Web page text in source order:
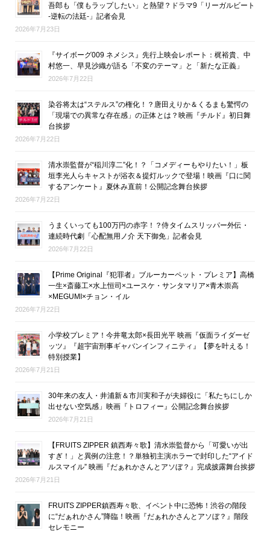
吾郎も「僕もラップしたい」と熱望？ドラマ9「リーガルビート
-逆転の法廷-」記者会見
2026年7月23日
『サイボーグ009 ネメシス』先行上映会レポート：梶裕貴、中
村悠一、早見沙織が語る「不変のテーマ」と「新たな正義」
2026年7月22日
染谷将太は“ステルス”の権化！？唐田えりか＆くるまも驚愕の
「現場での異常な存在感」の正体とは？映画『チルド』初日舞
台挨拶
2026年7月22日
清水崇監督が“稲川淳二”化！？「コメディーもやりたい！」板
垣李光人らキャストが浴衣＆提灯ルックで登場！映画『口に関
するアンケート』夏休み直前！公開記念舞台挨拶
2026年7月22日
うまくいっても100万円の赤字！？侍タイムスリッパー外伝・
連続時代劇「心配無用ノ介 天下御免」記者会見
2026年7月22日
【Prime Original『犯罪者』ブルーカーペット・プレミア】高橋
一生×斎藤工×水上恒司×ユースケ・サンタマリア×青木崇高
×MEGUMI×チョン・イル
2026年7月22日
小学校プレミア！今井竜太郎×長田光平 映画『仮面ライダーゼ
ッツ』『超宇宙刑事ギャバンインフィニティ』【夢を叶える！
特別授業】
2026年7月21日
30年来の友人・井浦新＆市川実和子が夫婦役に「私たちにしか
出せない空気感」映画『トロフィー』公開記念舞台挨拶
2026年7月21日
【FRUITS ZIPPER 鎮西寿々歌】清水崇監督から「可愛いが出
すぎ！」と異例の注意！？単独初主演ホラーで封印した“アイド
ルスマイル” 映画『だぁれかさんとアソぼ？』完成披露舞台挨拶
2026年7月21日
FRUITS ZIPPER鎮西寿々歌、イベント中に恐怖！渋谷の階段
に“だぁれかさん”降臨！映画『だぁれかさんとアソぼ？』階段
セレモニー